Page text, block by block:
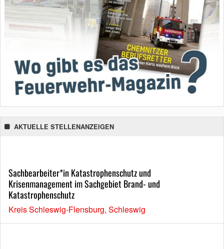
AKTUELLE STELLENANZEIGEN
Sachbearbeiter*in Katastrophenschutz und
Krisenmanagement im Sachgebiet Brand- und
Katastrophenschutz
Kreis Schleswig-Flensburg, Schleswig